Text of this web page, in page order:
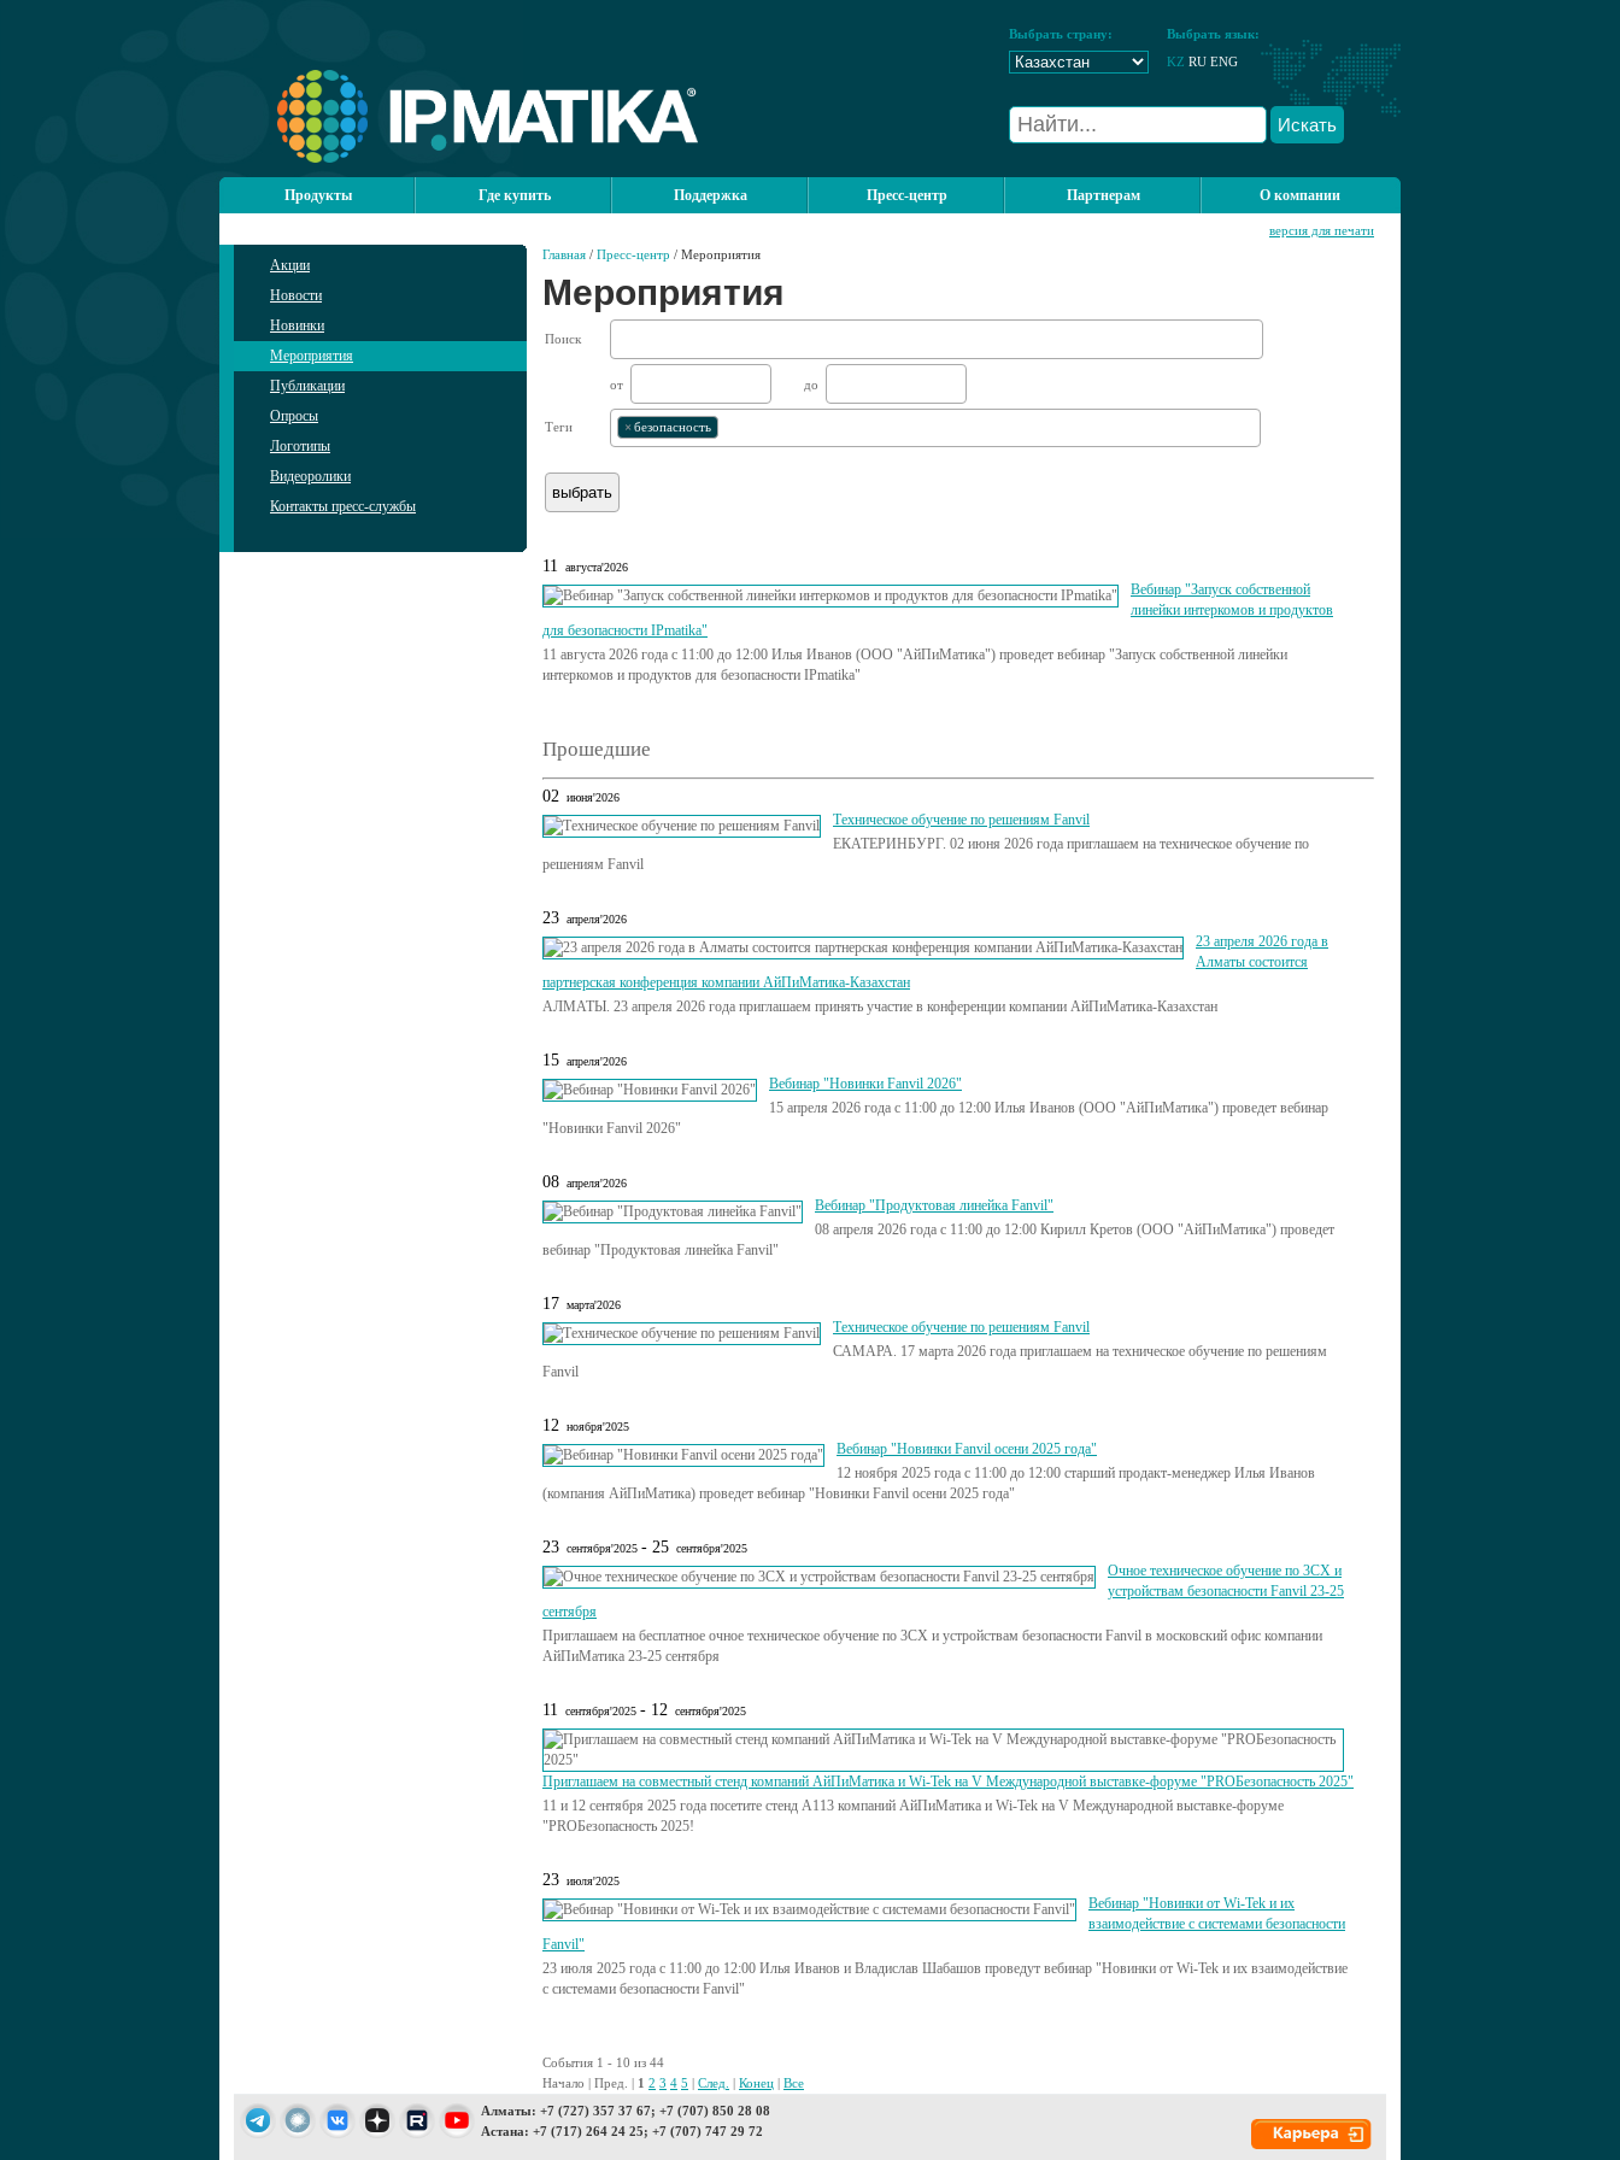
Выбрать страну:
Выбрать язык:
KZ RU ENG
Искать
Продукты Где купить Поддержка Пресс-центр Партнерам О компании
Акции
Новости
Новинки
Мероприятия
Публикации
Опросы
Логотипы
Видеоролики
Контакты пресс-службы
Главная / Пресс-центр / Мероприятия
версия для печати
Мероприятия
Поиск
от до
Теги × безопасность
11 августа'2026
Вебинар "Запуск собственной
линейки интеркомов и продуктов
для безопасности IPmatika"
11 августа 2026 года с 11:00 до 12:00 Илья Иванов (ООО "АйПиМатика") проведет вебинар "Запуск собственной линейки
интеркомов и продуктов для безопасности IPmatika"
Прошедшие
02 июня'2026
Техническое обучение по решениям Fanvil
ЕКАТЕРИНБУРГ. 02 июня 2026 года приглашаем на техническое обучение по
решениям Fanvil
23 апреля'2026
23 апреля 2026 года в
Алматы состоится
партнерская конференция компании АйПиМатика-Казахстан
АЛМАТЫ. 23 апреля 2026 года приглашаем принять участие в конференции компании АйПиМатика-Казахстан
15 апреля'2026
Вебинар "Новинки Fanvil 2026"
15 апреля 2026 года с 11:00 до 12:00 Илья Иванов (ООО "АйПиМатика") проведет вебинар
"Новинки Fanvil 2026"
08 апреля'2026
Вебинар "Продуктовая линейка Fanvil"
08 апреля 2026 года с 11:00 до 12:00 Кирилл Кретов (ООО "АйПиМатика") проведет
вебинар "Продуктовая линейка Fanvil"
17 марта'2026
Техническое обучение по решениям Fanvil
САМАРА. 17 марта 2026 года приглашаем на техническое обучение по решениям
Fanvil
12 ноября'2025
Вебинар "Новинки Fanvil осени 2025 года"
12 ноября 2025 года с 11:00 до 12:00 старший продакт-менеджер Илья Иванов
(компания АйПиМатика) проведет вебинар "Новинки Fanvil осени 2025 года"
23 сентября'2025 - 25 сентября'2025
Очное техническое обучение по 3CX и
устройствам безопасности Fanvil 23-25
сентября
Приглашаем на бесплатное очное техническое обучение по 3CX и устройствам безопасности Fanvil в московский офис компании
АйПиМатика 23-25 сентября
11 сентября'2025 - 12 сентября'2025
Приглашаем на совместный стенд компаний АйПиМатика и Wi-Tek на V Международной выставке-форуме "PROБезопасность 2025"
11 и 12 сентября 2025 года посетите стенд А113 компаний АйПиМатика и Wi-Tek на V Международной выставке-форуме
"PROБезопасность 2025!
23 июля'2025
Вебинар "Новинки от Wi-Tek и их
взаимодействие с системами безопасности
Fanvil"
23 июля 2025 года с 11:00 до 12:00 Илья Иванов и Владислав Шабашов проведут вебинар "Новинки от Wi-Tek и их взаимодействие
с системами безопасности Fanvil"
События 1 - 10 из 44
Начало | Пред. | 1 2 3 4 5 | След. | Конец | Все
Алматы: +7 (727) 357 37 67; +7 (707) 850 28 08
Астана: +7 (717) 264 24 25; +7 (707) 747 29 72